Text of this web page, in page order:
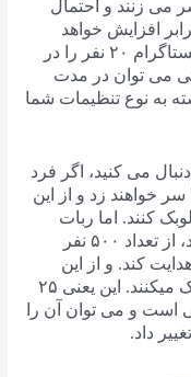
می زنند و احتمال
افزایش خواهد
یافت. به عنوان مثال اگر شما صفحه اینستاگرام ۲۰ نفر را در
می توان در مدت
یا حتی ۵۰۰ صفحه بسته به نوع تنظیمات شما
نفری که شما دنبال می کنید، اگر فرد
به پیج شما سر خواهند زد و از این
فالوبک کنند. اما ربات
اینستاگرام با فعالیت منحصر به فرد خود، از تعداد ۵۰۰ نفر
پیج شما هدایت کند. و از این
تعداد حدود ۱۵۰ تا ۲۰۰ نفر شما را فالوبک میکنند. این یعنی ۲۵
است و می توان آن را
داد.